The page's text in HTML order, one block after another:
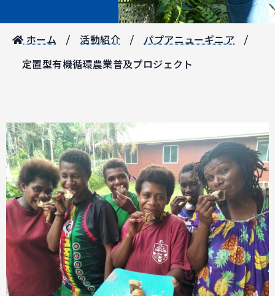
ホーム 活動紹介 パプアニューギニア
定置型有機循環農業普及プロジェクト